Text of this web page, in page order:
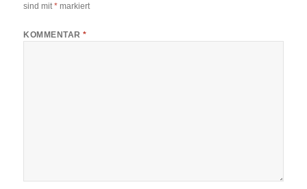
sind mit* markiert
KOMMENTAR*